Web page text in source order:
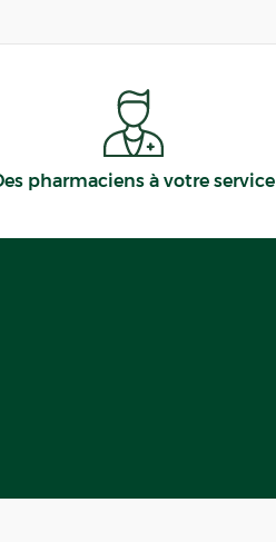
pharmaciens à votre service